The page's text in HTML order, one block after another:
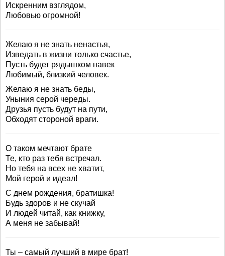
Искренним взглядом,
Любовью огромной!
Желаю я не знать ненастья,
Изведать в жизни только счастье,
Пусть будет рядышком навек
Любимый, близкий человек.
Желаю я не знать беды,
Уныния серой череды.
Друзья пусть будут на пути,
Обходят стороной враги.
О таком мечтают брате
Те, кто раз тебя встречал.
Но тебя на всех не хватит,
Мой герой и идеал!
С днем рождения, братишка!
Будь здоров и не скучай
И людей читай, как книжку,
А меня не забывай!
Ты – самый лучший в мире брат!